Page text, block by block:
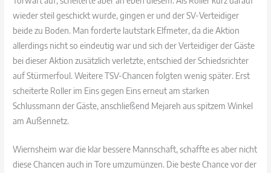
wieder steil geschickt wurde, gingen er und der SV-Verteidiger
beide zu Boden. Man forderte lautstark Elfmeter, da die Aktion
allerdings nicht so eindeutig war und sich der Verteidiger der Gäste
bei dieser Aktion zusätzlich verletzte, entschied der Schiedsrichter
auf Stürmerfoul. Weitere TSV-Chancen folgten wenig später. Erst
scheiterte Roller im Eins gegen Eins erneut am starken
Schlussmann der Gäste, anschließend Mejareh aus spitzem Winkel
am Außennetz.
Wiernsheim war die klar bessere Mannschaft, schaffte es aber nicht
diese Chancen auch in Tore umzumünzen. Die beste Chance vor der